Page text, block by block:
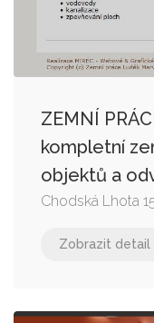
ZEMNÍ
kompletní
objektů a
Chodská Lhota
Zobrazit detail